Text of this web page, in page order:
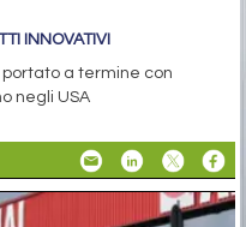
INNOVATIVI
a termine con
negli USA